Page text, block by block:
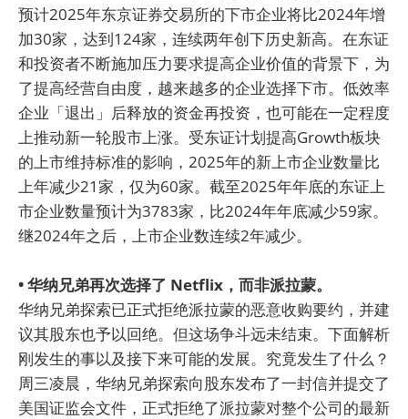
预计2025年东京证券交易所的下市企业将比2024年增
加30家，达到124家，连续两年创下历史新高。在东证
和投资者不断施加压力要求提高企业价值的背景下，为
了提高经营自由度，越来越多的企业选择下市。低效率
企业「退出」后释放的资金再投资，也可能在一定程度
上推动新一轮股市上涨。受东证计划提高Growth板块
的上市维持标准的影响，2025年的新上市企业数量比
上年减少21家，仅为60家。截至2025年年底的东证上
市企业数量预计为3783家，比2024年年底减少59家。
继2024年之后，上市企业数连续2年减少。
• 华纳兄弟再次选择了 Netflix，而非派拉蒙。
华纳兄弟探索已正式拒绝派拉蒙的恶意收购要约，并建
议其股东也予以回绝。但这场争斗远未结束。下面解析
刚发生的事以及接下来可能的发展。究竟发生了什么？
周三凌晨，华纳兄弟探索向股东发布了一封信并提交了
美国证监会文件，正式拒绝了派拉蒙对整个公司的最新